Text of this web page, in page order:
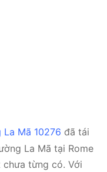
Mã 10276 đã tái
La Mã tại Rome
từng có. Với